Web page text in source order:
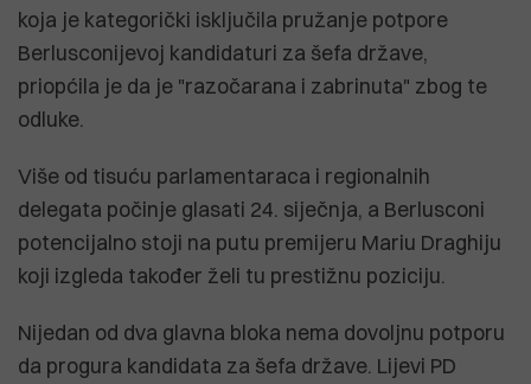
koja je kategorički isključila pružanje potpore
Berlusconijevoj kandidaturi za šefa države,
priopćila je da je "razočarana i zabrinuta" zbog te
odluke.
Više od tisuću parlamentaraca i regionalnih
delegata počinje glasati 24. siječnja, a Berlusconi
potencijalno stoji na putu premijeru Mariu Draghiju
koji izgleda također želi tu prestižnu poziciju.
Nijedan od dva glavna bloka nema dovoljnu potporu
da progura kandidata za šefa države. Lijevi PD